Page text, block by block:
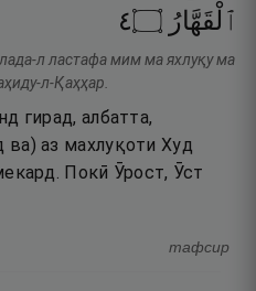
ٱلْقَهَّارُ ۝٤
л ластафа мим ма яхлуқу ма
л-Қаҳҳар.
гирад, албатта,
аз махлуқоти Худ
Покӣ Ӯрост, Ӯст
тафсир